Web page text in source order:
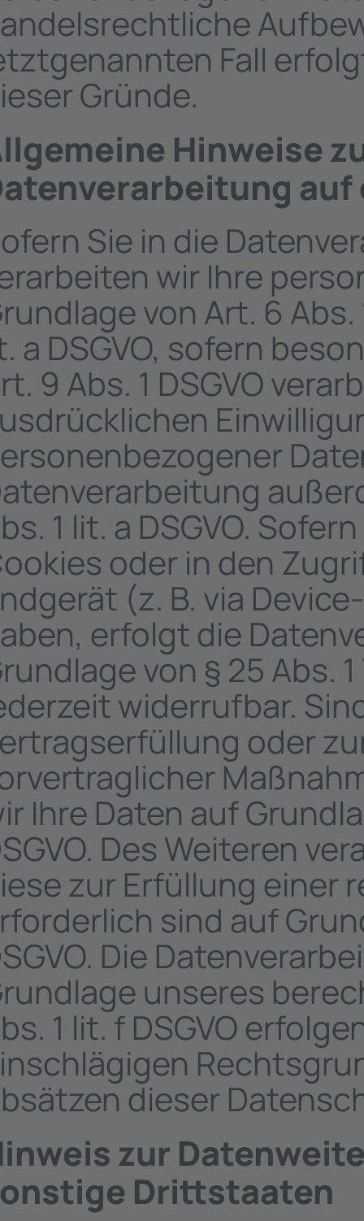
Fall
Gründe.
Hinweise
auf
Sie in die
wir Ihre
von Art. 6 Abs.
a DSGVO, sofern
9 Abs. 1 DSGVO
1 lit. a DSGVO.
oder in den
(z. B. via
erfolgt die
von § 25 Abs.
widerrufbar.
oder
Ihre Daten auf
Des Weiteren
zur Erfüllung einer
sind auf
Die
unseres
1 lit. f DSGVO
dieser
zur
Drittstaaten